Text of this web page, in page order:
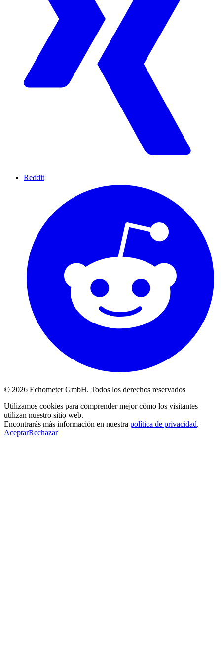
Reddit
© 2026 Echometer GmbH. Todos los derechos reservados
Utilizamos cookies para comprender mejor cómo los visitantes
utilizan nuestro sitio web.
Encontrarás más información en nuestra política de privacidad.
AceptarRechazar